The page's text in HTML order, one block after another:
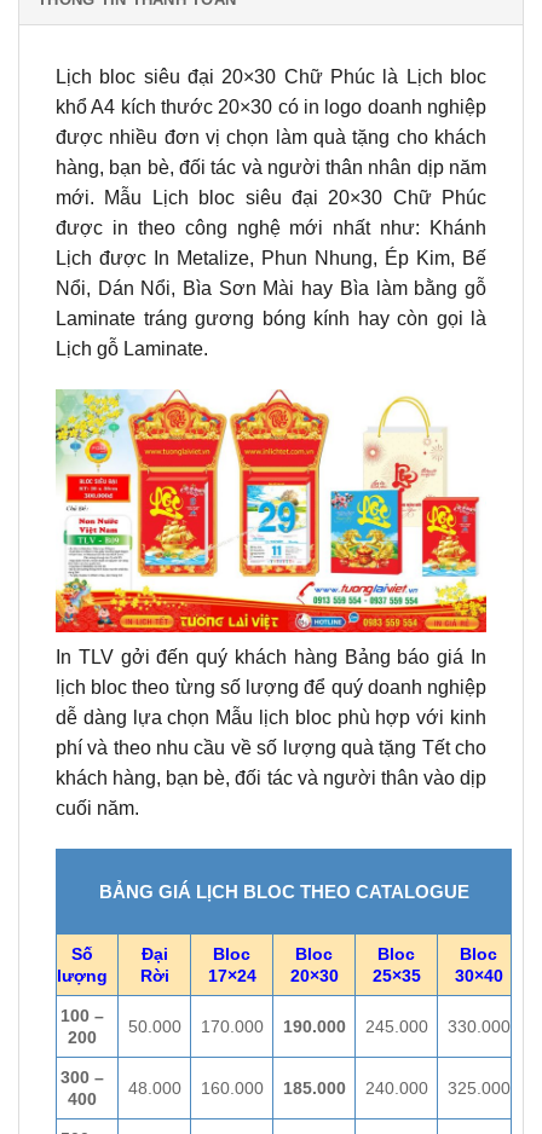
Lịch bloc siêu đại 20×30 Chữ Phúc là Lịch bloc
khổ A4 kích thước 20×30 có in logo doanh nghiệp
được nhiều đơn vị chọn làm quà tặng cho khách
hàng, bạn bè, đối tác và người thân nhân dịp năm
mới. Mẫu Lịch bloc siêu đại 20×30 Chữ Phúc
được in theo công nghệ mới nhất như: Khánh
Lịch được In Metalize, Phun Nhung, Ép Kim, Bế
Nổi, Dán Nổi, Bìa Sơn Mài hay Bìa làm bằng gỗ
Laminate tráng gương bóng kính hay còn gọi là
Lịch gỗ Laminate.
In TLV gởi đến quý khách hàng Bảng báo giá In
lịch bloc theo từng số lượng để quý doanh nghiệp
dễ dàng lựa chọn Mẫu lịch bloc phù hợp với kinh
phí và theo nhu cầu về số lượng quà tặng Tết cho
khách hàng, bạn bè, đối tác và người thân vào dịp
cuối năm.
BẢNG GIÁ LỊCH BLOC THEO CATALOGUE
Số
lượng
Đại
Rời
Bloc
17×24
Bloc
20×30
Bloc
25×35
Bloc
30×40
100 –
200
50.000 170.000 190.000 245.000 330.000
300 –
400
48.000 160.000 185.000 240.000 325.000